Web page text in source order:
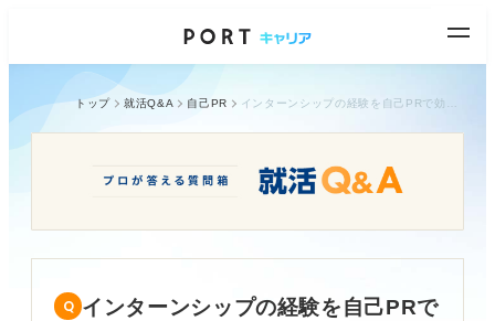
トップ 就活Q&A 自己PR
インターンシップの経験を自己PRで